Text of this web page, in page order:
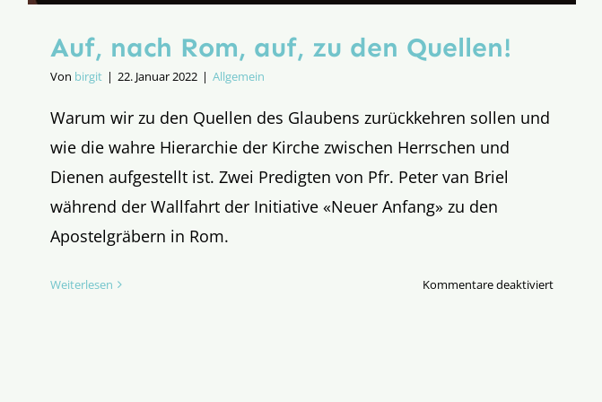
Auf, nach Rom, auf, zu den Quellen!
Von birgit | 22. Januar 2022 | Allgemein
Warum wir zu den Quellen des Glaubens zurückkehren sollen und
wie die wahre Hierarchie der Kirche zwischen Herrschen und
Dienen aufgestellt ist. Zwei Predigten von Pfr. Peter van Briel
während der Wallfahrt der Initiative «Neuer Anfang» zu den
Apostelgräbern in Rom.
Weiterlesen Kommentare deaktiviertfür